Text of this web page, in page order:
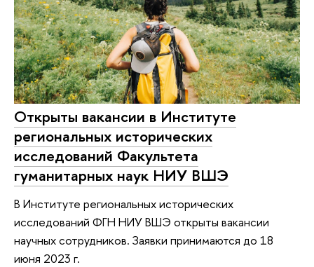
Открыты вакансии в Институте
региональных исторических
исследований Факультета
гуманитарных наук НИУ ВШЭ
В Институте региональных исторических
исследований ФГН НИУ ВШЭ открыты вакансии
научных сотрудников. Заявки принимаются до 18
июня 2023 г.